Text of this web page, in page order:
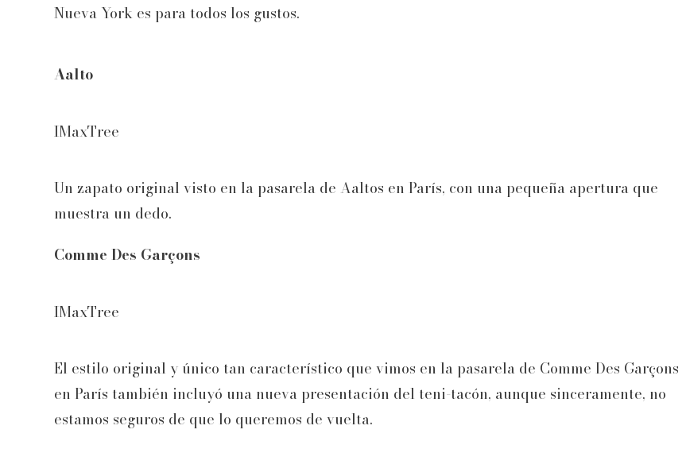
Nueva York es para todos los gustos.
Aalto
IMaxTree
Un zapato original visto en la pasarela de Aaltos en París, con una pequeña apertura que
muestra un dedo.
Comme Des Garçons
IMaxTree
El estilo original y único tan característico que vimos en la pasarela de Comme Des Garçons
en París también incluyó una nueva presentación del teni-tacón, aunque sinceramente, no
estamos seguros de que lo queremos de vuelta.